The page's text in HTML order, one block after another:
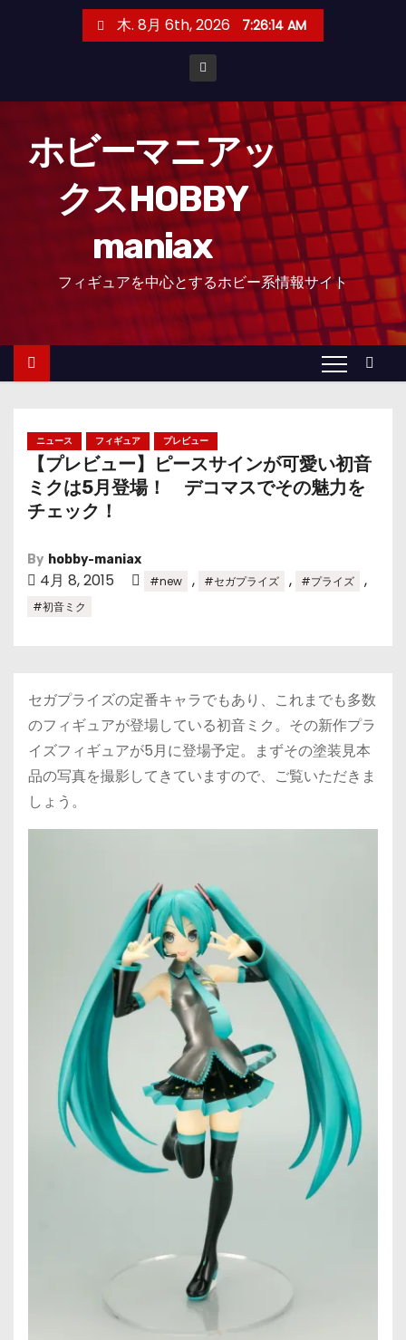
木. 8月 6th, 2026 7:26:15 AM
ホビーマニアッ
クスHOBBY
maniax
フィギュアを中心とするホビー系情報サイト
ニュース フィギュア プレビュー
【プレビュー】ピースサインが可愛い初音
ミクは5月登場！ デコマスでその魅力を
チェック！
By hobby-maniax
4月 8, 2015 #new , #セガプライズ , #プライズ ,
#初音ミク
セガプライズの定番キャラでもあり、これまでも多数
のフィギュアが登場している初音ミク。その新作プラ
イズフィギュアが5月に登場予定。まずその塗装見本
品の写真を撮影してきていますので、ご覧いただきま
しょう。